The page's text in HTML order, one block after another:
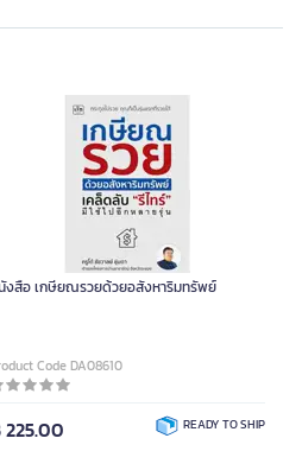
งสือ เกษียณรวยด้วยอสังหาริมทรัพย์
Code DA08610
225.00 READY TO SHIP